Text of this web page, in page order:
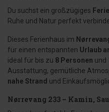
Du suchst ein großzügiges
Ruhe und Natur perfekt
Dieses Ferienhaus im
für einen entspannten Urlaub
ideal für bis zu 8 Personen und
Ausstattung, gemütliche
nahe Strand und
Nørrevang 233 – Kamin,